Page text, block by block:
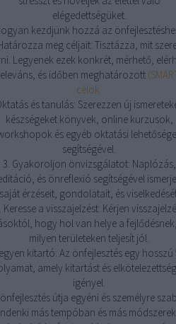
elégedettségüket.
kezdjünk hozzá az
meg céljait: Tisztázza, mit
Legyenek ezek konkrét, mérhető,
és időben meghatározott
célok.
és tanulás: Szerezzen új
készségeket könyvek, online kurzusok,
és egyéb oktatási
segítségével.
3. Gyakoroljon önvizsgálatot: Naplózás,
és önreflexió segítségével
saját érzéseit, gondolatait, és
Keresse a visszajelzést: Kérjen
hogy hol van helye a
milyen területeken teljesít jól.
kitartó: Az önfejlesztés egy hosszú
amely kitartást és
igényel.
útja egyéni és személyre
más tempóban és más